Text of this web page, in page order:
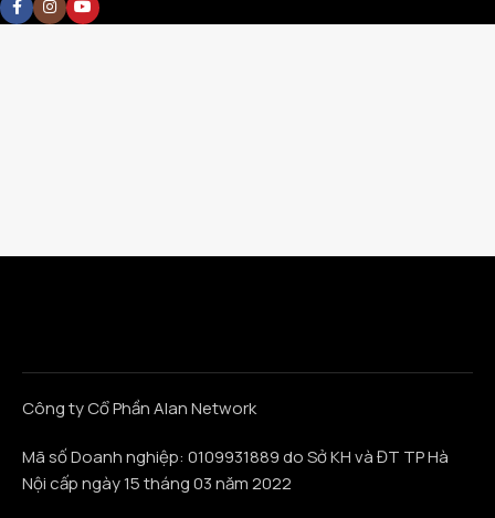
Công ty Cổ Phần Alan Network
Mã số Doanh nghiệp: 0109931889 do Sở KH và ĐT TP Hà
Nội cấp ngày 15 tháng 03 năm 2022